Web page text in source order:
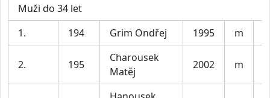
Muži do 34 let
1.
194 Grim Ondřej 1995 m
2. 195
Charousek
Matěj
2002 m